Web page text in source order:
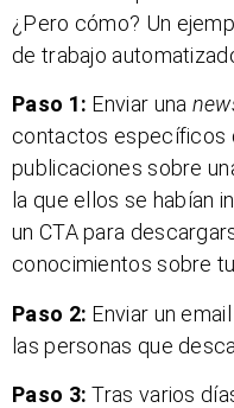
¿Pero cómo? Un
de trabajo
Paso 1: Enviar una
contactos específicos
publicaciones sobre
la que ellos se habían
un CTA para
conocimientos sobre
Paso 2: Enviar un
las personas que
Paso 3: Tras varios